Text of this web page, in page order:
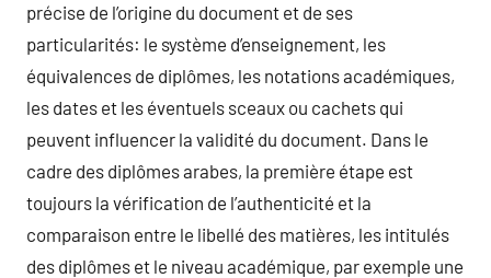
précise de l’origine du document et de ses
particularités: le système d’enseignement, les
équivalences de diplômes, les notations académiques,
les dates et les éventuels sceaux ou cachets qui
peuvent influencer la validité du document. Dans le
cadre des diplômes arabes, la première étape est
toujours la vérification de l’authenticité et la
comparaison entre le libellé des matières, les intitulés
des diplômes et le niveau académique, par exemple une